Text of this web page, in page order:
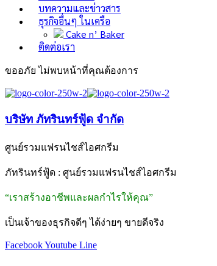
บทความและข่าวสาร
ธุรกิจอื่นๆ ในเครือ
Cake n’ Baker
ติดต่อเรา
ขออภัย ไม่พบหน้าที่คุณต้องการ
บริษัท ภัทรินทร์ฟู้ด จำกัด
ศูนย์รวมแฟรนไชส์ไอศกรีม
ภัทรินทร์ฟู้ด : ศูนย์รวมแฟรนไชส์ไอศกรีม
“เราสร้างอาชีพและผลกำไรให้คุณ”
เป็นเจ้าของธุรกิจดีๆ ได้ง่ายๆ ขายดีจริง
FacebookYoutube Line